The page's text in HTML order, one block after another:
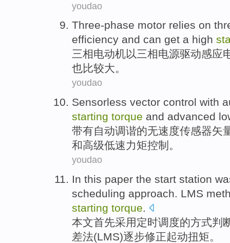
youdao
Three-phase motor relies on
efficiency and can get a high
三相电动机以三相电源驱动感应
也比较大。
youdao
Sensorless vector control with
starting torque and advanced
带有自动调谐的无速度传感器矢
和高级低速力矩控制。
youdao
In this paper the start station
scheduling approach. LMS
starting torque.
本文首先采用定时调度的方式判
差法(LMS)逐步修正起动扭矩。